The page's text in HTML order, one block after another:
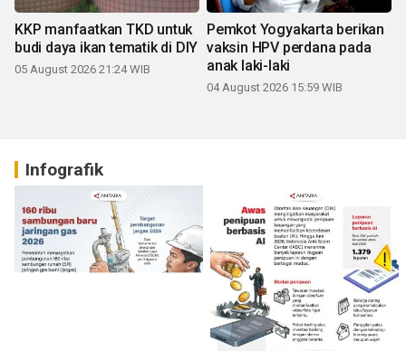
KKP manfaatkan TKD untuk
budi daya ikan tematik di DIY
05 August 2026 21:24 WIB
Pemkot Yogyakarta berikan
vaksin HPV perdana pada
anak laki-laki
04 August 2026 15:59 WIB
Infografik